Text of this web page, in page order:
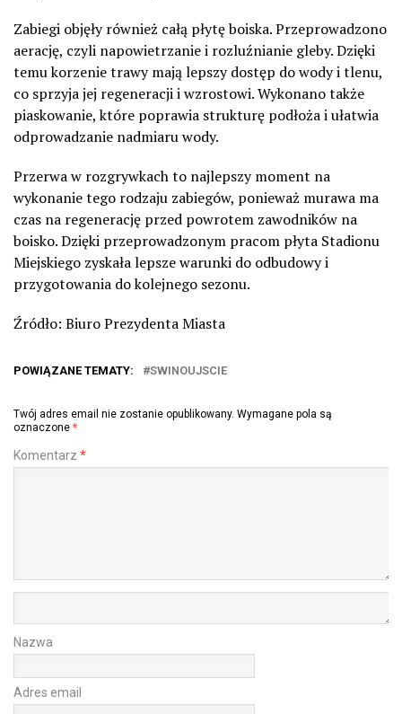
Zabiegi objęły również całą płytę boiska. Przeprowadzono
aerację, czyli napowietrzanie i rozluźnianie gleby. Dzięki
temu korzenie trawy mają lepszy dostęp do wody i tlenu,
co sprzyja jej regeneracji i wzrostowi. Wykonano także
piaskowanie, które poprawia strukturę podłoża i ułatwia
odprowadzanie nadmiaru wody.
Przerwa w rozgrywkach to najlepszy moment na
wykonanie tego rodzaju zabiegów, ponieważ murawa ma
czas na regenerację przed powrotem zawodników na
boisko. Dzięki przeprowadzonym pracom płyta Stadionu
Miejskiego zyskała lepsze warunki do odbudowy i
przygotowania do kolejnego sezonu.
Źródło: Biuro Prezydenta Miasta
POWIĄZANE TEMATY: SWINOUJSCIE
Twój adres email nie zostanie opublikowany. Wymagane pola są
oznaczone *
Komentarz *
Nazwa
Adres email